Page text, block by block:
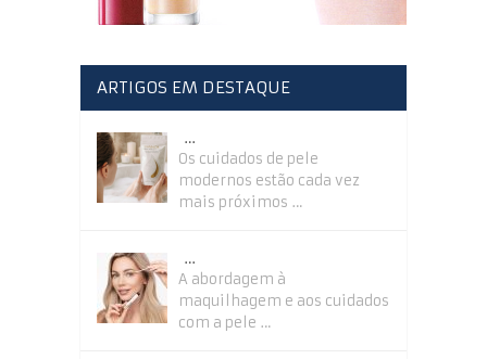
ARTIGOS EM DESTAQUE
…
Os cuidados de pele
modernos estão cada vez
mais próximos …
…
A abordagem à
maquilhagem e aos cuidados
com a pele …